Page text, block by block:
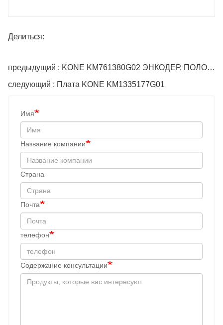
Делиться:
предыдущий : KONE KM761380G02 ЭНКОДЕР, ПОЛОЖЕНИЕ
следующий : Плата KONE KM1335177G01
Имя
Название компании
Cтрана
Почта
телефон
Содержание консультации